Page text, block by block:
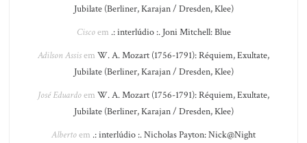
Jubilate (Berliner, Karajan / Dresden, Klee)
Ciscoem .: interlúdio :. Joni Mitchell: Blue
Adilson Assisem W. A. Mozart (1756-1791): Réquiem, Exultate,
Jubilate (Berliner, Karajan / Dresden, Klee)
José Eduardoem W. A. Mozart (1756-1791): Réquiem, Exultate,
Jubilate (Berliner, Karajan / Dresden, Klee)
Albertoem .: interlúdio :. Nicholas Payton: Nick@Night